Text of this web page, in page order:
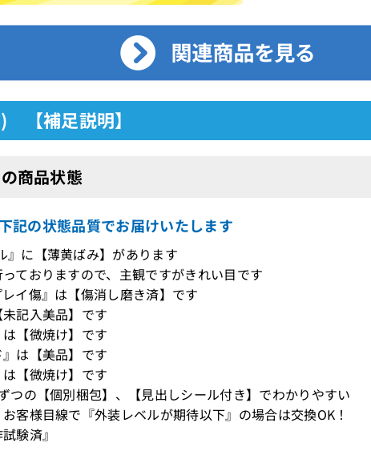
【補足説明】
商品状態
記の状態品質でお届けいたします
に【薄黄ばみ】があります
ておりますので、主観ですがきれい目です
イ傷』は【傷消し磨き済】です
記入美品】です
【微焼け】です
は【美品】です
【微焼け】です
の【個別梱包】、【見出しシール付き】でわかりやすい
様目線で『外装レベルが期待以下』の場合は交換OK！
験済』